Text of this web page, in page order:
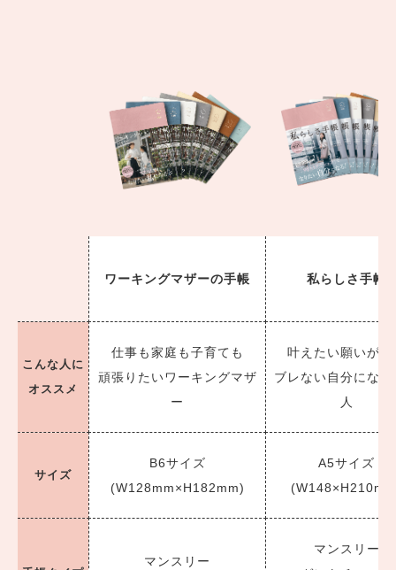
ワーキングマザーの手帳 私らしさ手帳
こんな人に
オススメ
仕事も家庭も子育ても
頑張りたいワーキングマザ
ー
叶えたい願いがあ
ブレない自分になり
人
サイズ
B6サイズ
(W128mm×H182mm)
A5サイズ
マンスリー
マンスリー